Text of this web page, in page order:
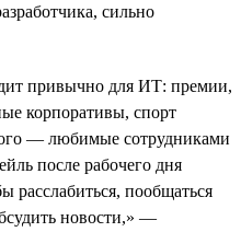
сильно
привычно для ИТ: премии,
корпоративы, спорт
— любимые сотрудниками
после рабочего дня
расслабиться, пообщаться
новости,» —